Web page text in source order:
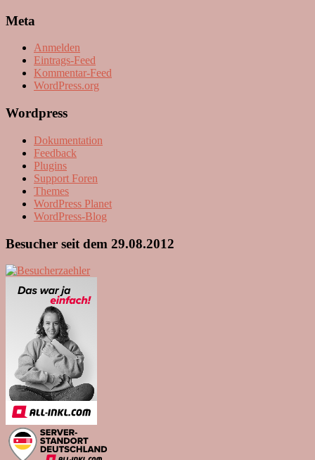
Meta
Anmelden
Eintrags-Feed
Kommentar-Feed
WordPress.org
Wordpress
Dokumentation
Feedback
Plugins
Support Foren
Themes
WordPress Planet
WordPress-Blog
Besucher seit dem 29.08.2012